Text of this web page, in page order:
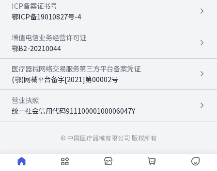
ICP备案证书号
鄂ICP备19010827号-4
增值电信业务经营许可证
鄂B2-20210044
医疗器械网络交易服务第三方平台备案凭证
(鄂)网械平台备字[2021]第00002号
营业执照
统一社会信用代码91110000100006047Y
© 中国医疗器械有限公司 版权所有